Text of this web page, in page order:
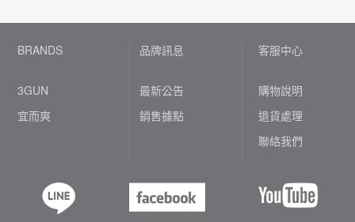
BRANDS
3GUN
宜而爽
品牌訊息
最新公告
銷售據點
客服中心
購物說明
退貨處理
聯絡我們